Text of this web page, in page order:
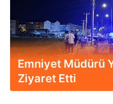
Emniyet Müdürü
Ziyaret Etti